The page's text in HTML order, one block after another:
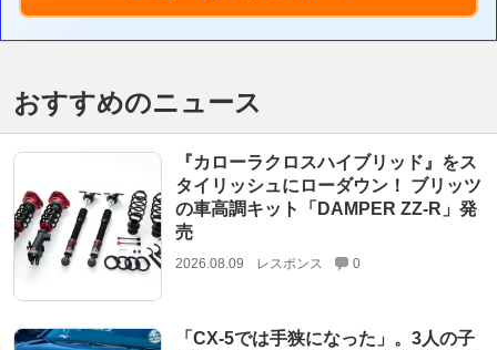
おすすめのニュース
『カローラクロスハイブリッド』をス
タイリッシュにローダウン！ ブリッツ
の車高調キット「DAMPER ZZ-R」発
売
2026.08.09 レスポンス 0
「CX-5では手狭になった」。3人の子